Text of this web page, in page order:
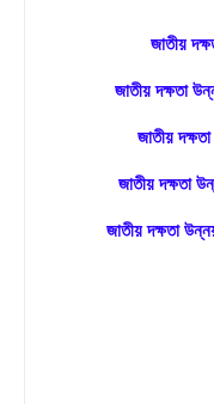
জাতীয়
জাতীয় দক্ষতা
জাতীয়
জাতীয় দক্ষতা
জাতীয় দক্ষতা